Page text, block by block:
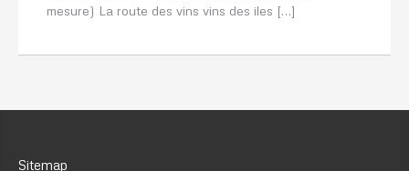
mesure) La route des vins vins des iles […]
Sitemap